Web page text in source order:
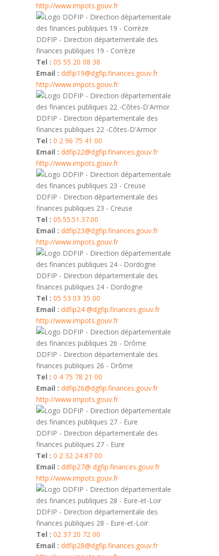
http://www.impots.gouv.fr
DDFIP - Direction départementale des
finances publiques 19 - Corrèze
Tel : 05 55 20 08 38
Email : ddfip19@dgfip.finances.gouv.fr
http://www.impots.gouv.fr
DDFIP - Direction départementale des
finances publiques 22 -Côtes-D'Armor
Tel : 0 2 96 75 41 00
Email : ddfip22@dgfip.finances.gouv.fr
http://www.impots.gouv.fr
DDFIP - Direction départementale des
finances publiques 23 - Creuse
Tel : 05.55.51.37.00
Email : ddfip23@dgfip.finances.gouv.fr
http://www.impots.gouv.fr
DDFIP - Direction départementale des
finances publiques 24 - Dordogne
Tel : 05 53 03 35 00
Email : ddfip24 @dgfip.finances.gouv.fr
http://www.impots.gouv.fr
DDFIP - Direction départementale des
finances publiques 26 - Drôme
Tel : 0 4 75 78 21 00
Email : ddfip26@dgfip.finances.gouv.fr
http://www.impots.gouv.fr
DDFIP - Direction départementale des
finances publiques 27 - Eure
Tel : 0 2 32 24 87 00
Email : ddfip27@ dgfip.finances.gouv.fr
http://www.impots.gouv.fr
DDFIP - Direction départementale des
finances publiques 28 - Eure-et-Loir
Tel : 02 37 20 72 00
Email : ddfip28@dgfip.finances.gouv.fr